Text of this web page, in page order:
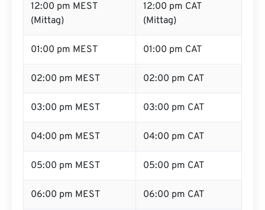
12:00 pm MEST
(Mittag)
12:00 pm CAT
(Mittag)
01:00 pm MEST 01:00 pm CAT
02:00 pm MEST 02:00 pm CAT
03:00 pm MEST 03:00 pm CAT
04:00 pm MEST 04:00 pm CAT
05:00 pm MEST 05:00 pm CAT
06:00 pm MEST 06:00 pm CAT